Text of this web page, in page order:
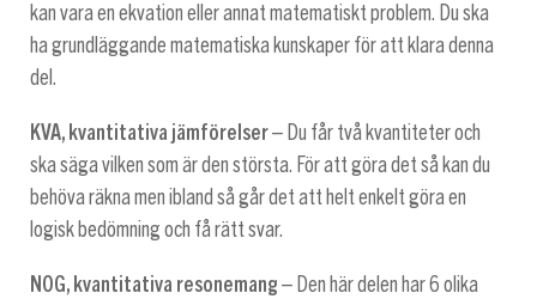
kan vara en ekvation eller annat matematiskt problem. Du ska
ha grundläggande matematiska kunskaper för att klara denna
del.
KVA, kvantitativa jämförelser– Du får två kvantiteter och
ska säga vilken som är den största. För att göra det så kan du
behöva räkna men ibland så går det att helt enkelt göra en
logisk bedömning och få rätt svar.
NOG, kvantitativa resonemang – Den här delen har 6 olika